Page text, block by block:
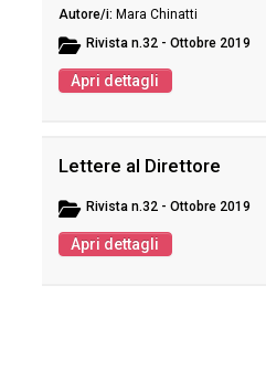
Mara Chinatti
Rivista n.32 - Ottobre 2019
Apri dettagli
Lettere al Direttore
Rivista n.32 - Ottobre 2019
Apri dettagli